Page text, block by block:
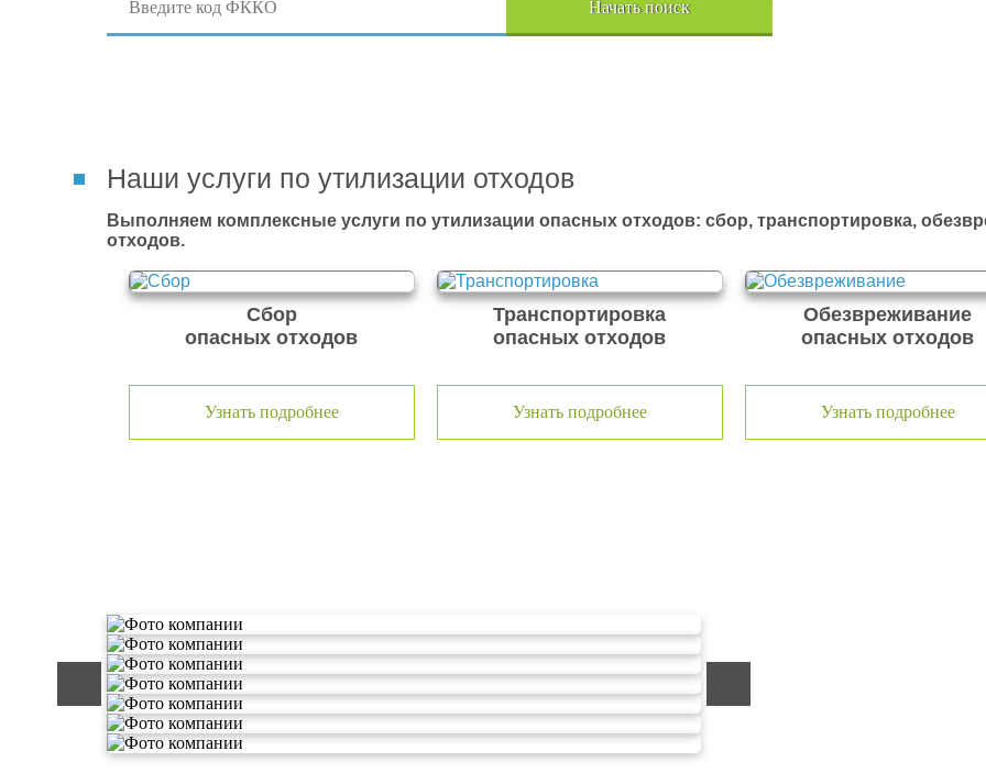
Начать поиск
Наши услуги по утилизации отходов
Выполняем комплексные услуги по утилизации опасных отходов: сбор, транспортировка,
отходов.
Сбор
опасных отходов
Узнать подробнее
Транспортировка
опасных отходов
Узнать подробнее
Обезвреживание
опасных отходов
Узнать подробнее